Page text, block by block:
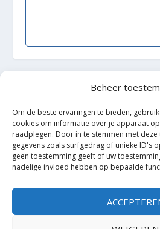
Beheer
Om de beste ervaringen te bieden,
cookies om informatie over je apparaat
raadplegen. Door in te stemmen met
gegevens zoals surfgedrag of unieke ID's
geen toestemming geeft of uw
nadelige invloed hebben op bepaalde
WordPress